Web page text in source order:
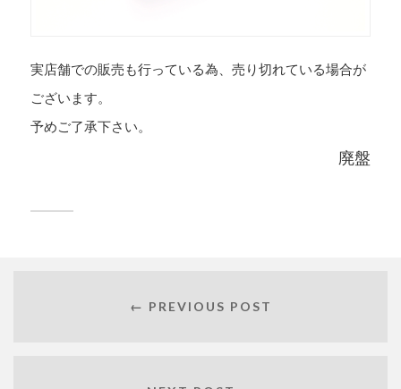
実店舗での販売も行っている為、売り切れている場合が
ございます。
予めご了承下さい。
廃盤
← PREVIOUS POST